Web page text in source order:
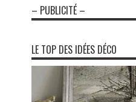
– PUBLICITÉ –
LE TOP DES IDÉES DÉCO